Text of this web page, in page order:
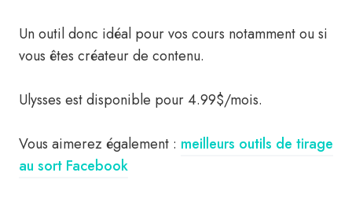
Un outil donc idéal pour vos cours notamment ou si
vous êtes créateur de contenu.
Ulysses est disponible pour 4.99$/mois.
Vous aimerez également : meilleurs outils de tirage
au sort Facebook